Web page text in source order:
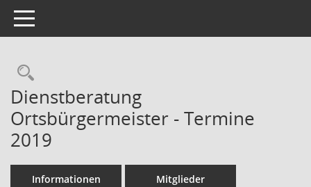
Toggle navigation
Rechercheauswahl
Dienstberatung
Ortsbürgermeister - Termine
2019
Informationen Mitglieder